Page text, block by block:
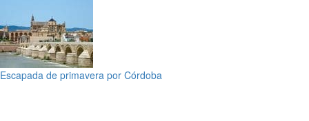
Escapada de primavera por Córdoba